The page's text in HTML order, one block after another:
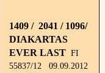
1409 / 2041 / 1096/
DIAKARTAS
EVER LAST FI
55837/12 09.09.2012